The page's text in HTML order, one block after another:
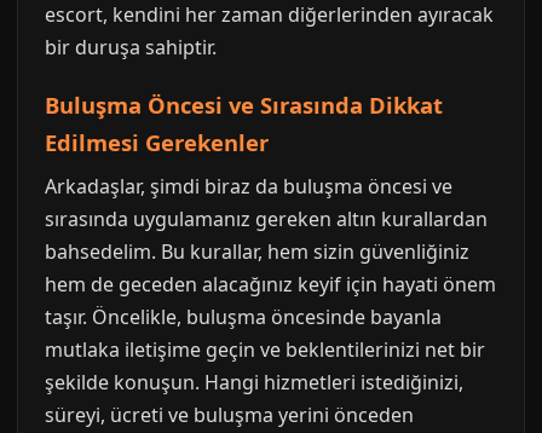
escort, kendini her zaman diğerlerinden ayıracak
bir duruşa sahiptir.
Buluşma Öncesi ve Sırasında Dikkat
Edilmesi Gerekenler
Arkadaşlar, şimdi biraz da buluşma öncesi ve
sırasında uygulamanız gereken altın kurallardan
bahsedelim. Bu kurallar, hem sizin güvenliğiniz
hem de geceden alacağınız keyif için hayati önem
taşır. Öncelikle, buluşma öncesinde bayanla
mutlaka iletişime geçin ve beklentilerinizi net bir
şekilde konuşun. Hangi hizmetleri istediğinizi,
süreyi, ücreti ve buluşma yerini önceden